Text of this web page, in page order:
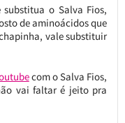
o Salva Fios,
de aminoácidos que
vale substituir
com o Salva Fios,
vai faltar é jeito pra